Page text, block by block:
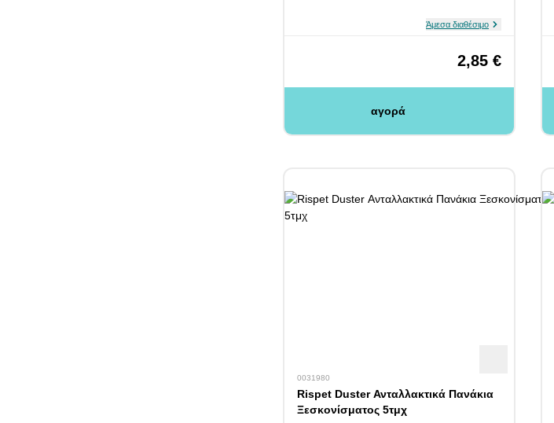
Άμεσα διαθέσιμο
2,85 €
αγορά
0031980
Rispet Duster Ανταλλακτικά Πανάκια
Ξεσκονίσματος 5τμχ